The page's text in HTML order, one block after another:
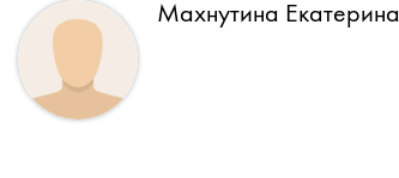
Махнутина Екатерина